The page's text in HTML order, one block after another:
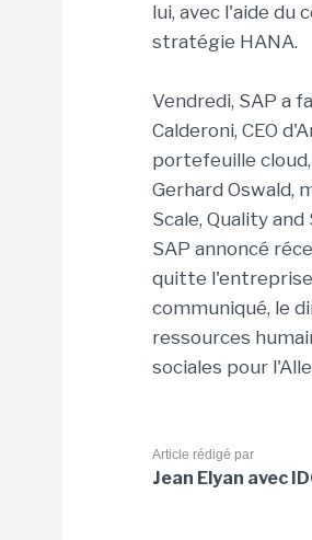
lui, avec l'aide du
stratégie HANA.
Vendredi, SAP a
Calderoni, CEO
portefeuille
Gerhard Oswald,
Scale, Quality
SAP annoncé
quitte l'entreprise
communiqué, le
ressources
sociales pour
Article rédigé par
Jean Elyan avec